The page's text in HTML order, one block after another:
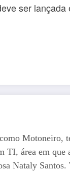
ser lançada
Motoneiro,
TI, área em
Nataly